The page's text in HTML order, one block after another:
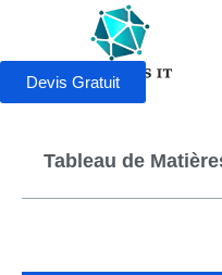
Devis Gratuit
Tableau de